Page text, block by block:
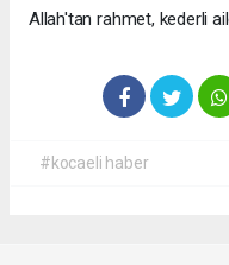
Allah'tan rahmet, kederli
#kocaeli haber